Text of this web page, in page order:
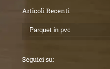
Articoli Recenti
Parquet in pvc
Seguici su: